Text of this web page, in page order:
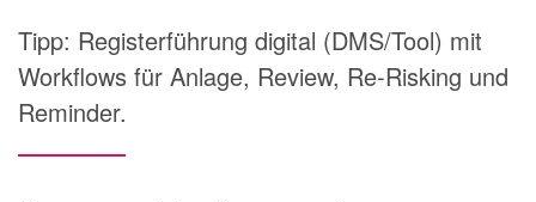
Tipp: Registerführung digital (DMS/Tool) mit
Workflows für Anlage, Review, Re-Risking und
Reminder.